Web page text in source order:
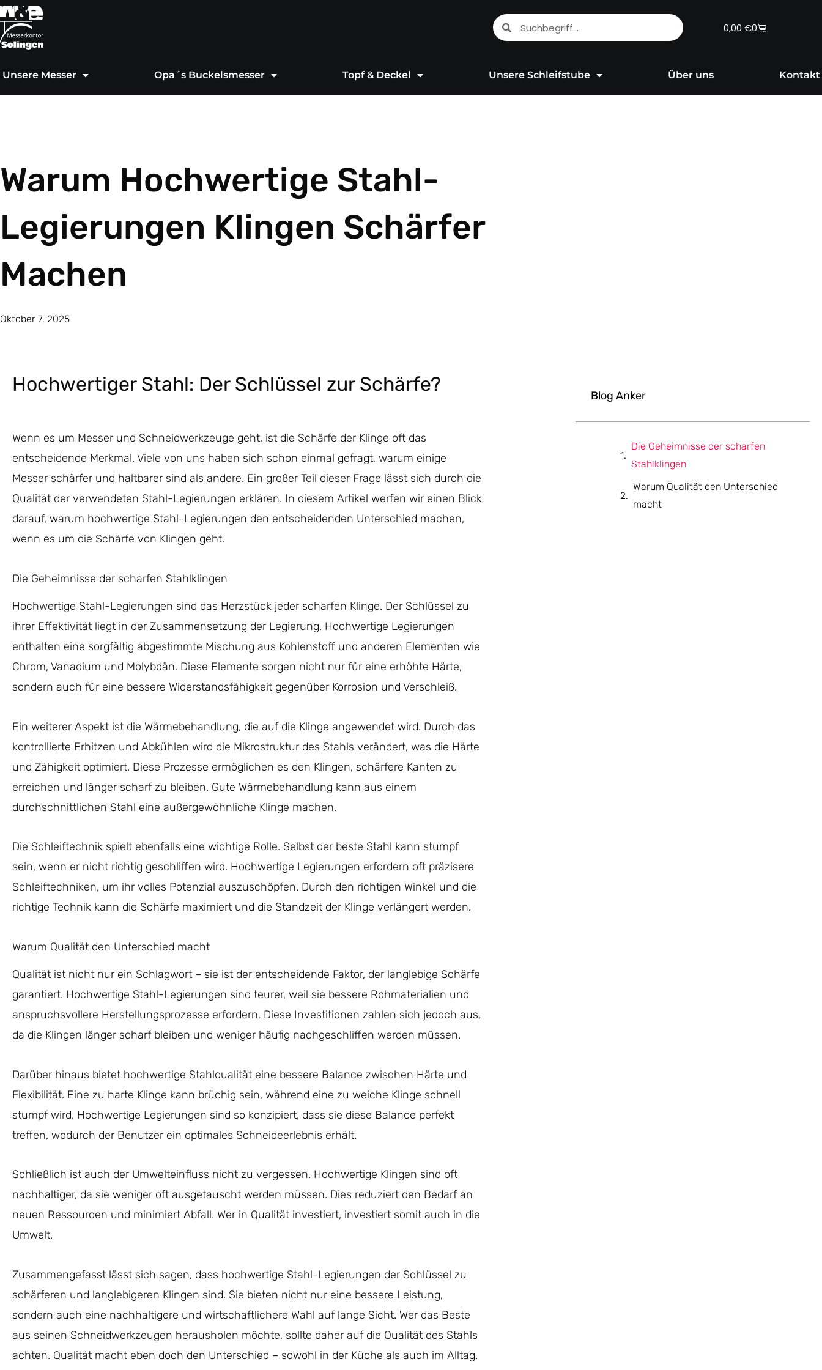
Zum
Inhalt
springen
SucheSuche 0,00 €0
Warenkorb
Unsere Messer Opa´s Buckelsmesser Topf & Deckel Unsere Schleifstube Über uns Kontakt
Warum Hochwertige Stahl-
Legierungen Klingen Schärfer
Machen
Oktober 7, 2025
Hochwertiger Stahl: Der Schlüssel zur Schärfe?
Wenn es um Messer und Schneidwerkzeuge geht, ist die Schärfe der Klinge oft das
entscheidende Merkmal. Viele von uns haben sich schon einmal gefragt, warum einige
Messer schärfer und haltbarer sind als andere. Ein großer Teil dieser Frage lässt sich durch die
Qualität der verwendeten Stahl-Legierungen erklären. In diesem Artikel werfen wir einen Blick
darauf, warum hochwertige Stahl-Legierungen den entscheidenden Unterschied machen,
wenn es um die Schärfe von Klingen geht.
Die Geheimnisse der scharfen Stahlklingen
Hochwertige Stahl-Legierungen sind das Herzstück jeder scharfen Klinge. Der Schlüssel zu
ihrer Effektivität liegt in der Zusammensetzung der Legierung. Hochwertige Legierungen
enthalten eine sorgfältig abgestimmte Mischung aus Kohlenstoff und anderen Elementen wie
Chrom, Vanadium und Molybdän. Diese Elemente sorgen nicht nur für eine erhöhte Härte,
sondern auch für eine bessere Widerstandsfähigkeit gegenüber Korrosion und Verschleiß.
Ein weiterer Aspekt ist die Wärmebehandlung, die auf die Klinge angewendet wird. Durch das
kontrollierte Erhitzen und Abkühlen wird die Mikrostruktur des Stahls verändert, was die Härte
und Zähigkeit optimiert. Diese Prozesse ermöglichen es den Klingen, schärfere Kanten zu
erreichen und länger scharf zu bleiben. Gute Wärmebehandlung kann aus einem
durchschnittlichen Stahl eine außergewöhnliche Klinge machen.
Die Schleiftechnik spielt ebenfalls eine wichtige Rolle. Selbst der beste Stahl kann stumpf
sein, wenn er nicht richtig geschliffen wird. Hochwertige Legierungen erfordern oft präzisere
Schleiftechniken, um ihr volles Potenzial auszuschöpfen. Durch den richtigen Winkel und die
richtige Technik kann die Schärfe maximiert und die Standzeit der Klinge verlängert werden.
Warum Qualität den Unterschied macht
Qualität ist nicht nur ein Schlagwort – sie ist der entscheidende Faktor, der langlebige Schärfe
garantiert. Hochwertige Stahl-Legierungen sind teurer, weil sie bessere Rohmaterialien und
anspruchsvollere Herstellungsprozesse erfordern. Diese Investitionen zahlen sich jedoch aus,
da die Klingen länger scharf bleiben und weniger häufig nachgeschliffen werden müssen.
Darüber hinaus bietet hochwertige Stahlqualität eine bessere Balance zwischen Härte und
Flexibilität. Eine zu harte Klinge kann brüchig sein, während eine zu weiche Klinge schnell
stumpf wird. Hochwertige Legierungen sind so konzipiert, dass sie diese Balance perfekt
treffen, wodurch der Benutzer ein optimales Schneideerlebnis erhält.
Schließlich ist auch der Umwelteinfluss nicht zu vergessen. Hochwertige Klingen sind oft
nachhaltiger, da sie weniger oft ausgetauscht werden müssen. Dies reduziert den Bedarf an
neuen Ressourcen und minimiert Abfall. Wer in Qualität investiert, investiert somit auch in die
Umwelt.
Zusammengefasst lässt sich sagen, dass hochwertige Stahl-Legierungen der Schlüssel zu
schärferen und langlebigeren Klingen sind. Sie bieten nicht nur eine bessere Leistung,
sondern auch eine nachhaltigere und wirtschaftlichere Wahl auf lange Sicht. Wer das Beste
aus seinen Schneidwerkzeugen herausholen möchte, sollte daher auf die Qualität des Stahls
achten. Qualität macht eben doch den Unterschied – sowohl in der Küche als auch im Alltag.
Blog Anker
Die Geheimnisse der scharfen
Stahlklingen
Warum Qualität den Unterschied
macht